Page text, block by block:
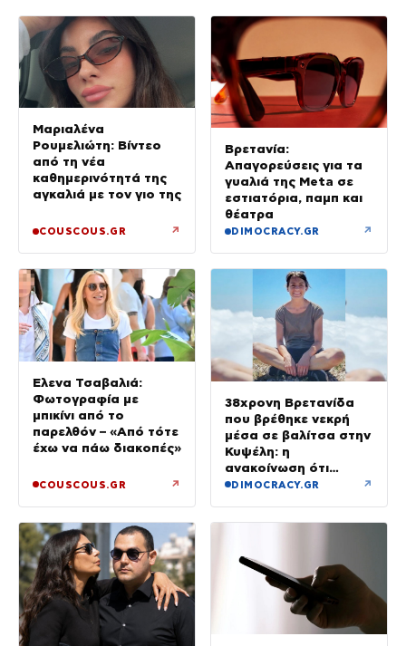
Μαριαλένα
Ρουμελιώτη: Βίντεο
από τη νέα
καθημερινότητά της
αγκαλιά με τον γιο της
COUSCOUS.GR ↗
Βρετανία:
Απαγορεύσεις για τα
γυαλιά της Meta σε
εστιατόρια, παμπ και
θέατρα
DIMOCRACY.GR ↗
Έλενα Τσαβαλιά:
Φωτογραφία με
μπικίνι από το
παρελθόν – «Από τότε
έχω να πάω διακοπές»
COUSCOUS.GR ↗
38χρονη Βρετανίδα
που βρέθηκε νεκρή
μέσα σε βαλίτσα στην
Κυψέλη: η
ανακοίνωση ότι
«αφιέρωσε τη ζωή
DIMOCRACY.GR ↗